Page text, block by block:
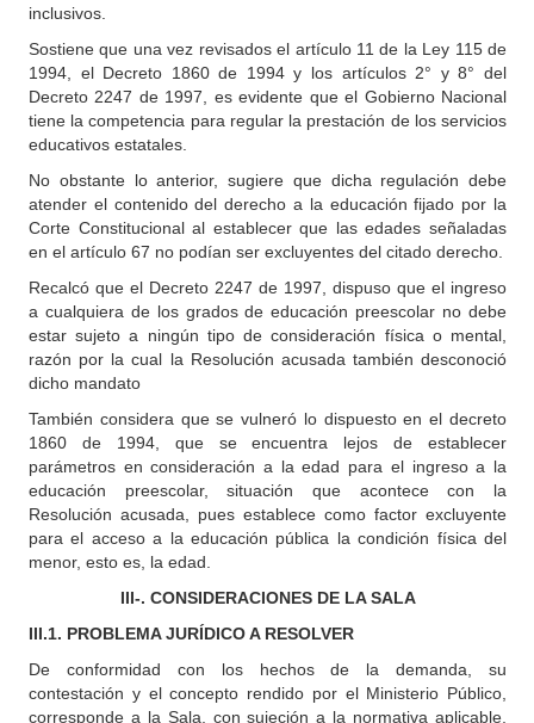
inclusivos.
Sostiene que una vez revisados el artículo 11 de la Ley 115 de
1994, el Decreto 1860 de 1994 y los artículos 2° y 8° del
Decreto 2247 de 1997, es evidente que el Gobierno Nacional
tiene la competencia para regular la prestación de los servicios
educativos estatales.
No obstante lo anterior, sugiere que dicha regulación debe
atender el contenido del derecho a la educación fijado por la
Corte Constitucional al establecer que las edades señaladas
en el artículo 67 no podían ser excluyentes del citado derecho.
Recalcó que el Decreto 2247 de 1997, dispuso que el ingreso
a cualquiera de los grados de educación preescolar no debe
estar sujeto a ningún tipo de consideración física o mental,
razón por la cual la Resolución acusada también desconoció
dicho mandato
También considera que se vulneró lo dispuesto en el decreto
1860 de 1994, que se encuentra lejos de establecer
parámetros en consideración a la edad para el ingreso a la
educación preescolar, situación que acontece con la
Resolución acusada, pues establece como factor excluyente
para el acceso a la educación pública la condición física del
menor, esto es, la edad.
III-. CONSIDERACIONES DE LA SALA
III.1. PROBLEMA JURÍDICO A RESOLVER
De conformidad con los hechos de la demanda, su
contestación y el concepto rendido por el Ministerio Público,
corresponde a la Sala, con sujeción a la normativa aplicable,